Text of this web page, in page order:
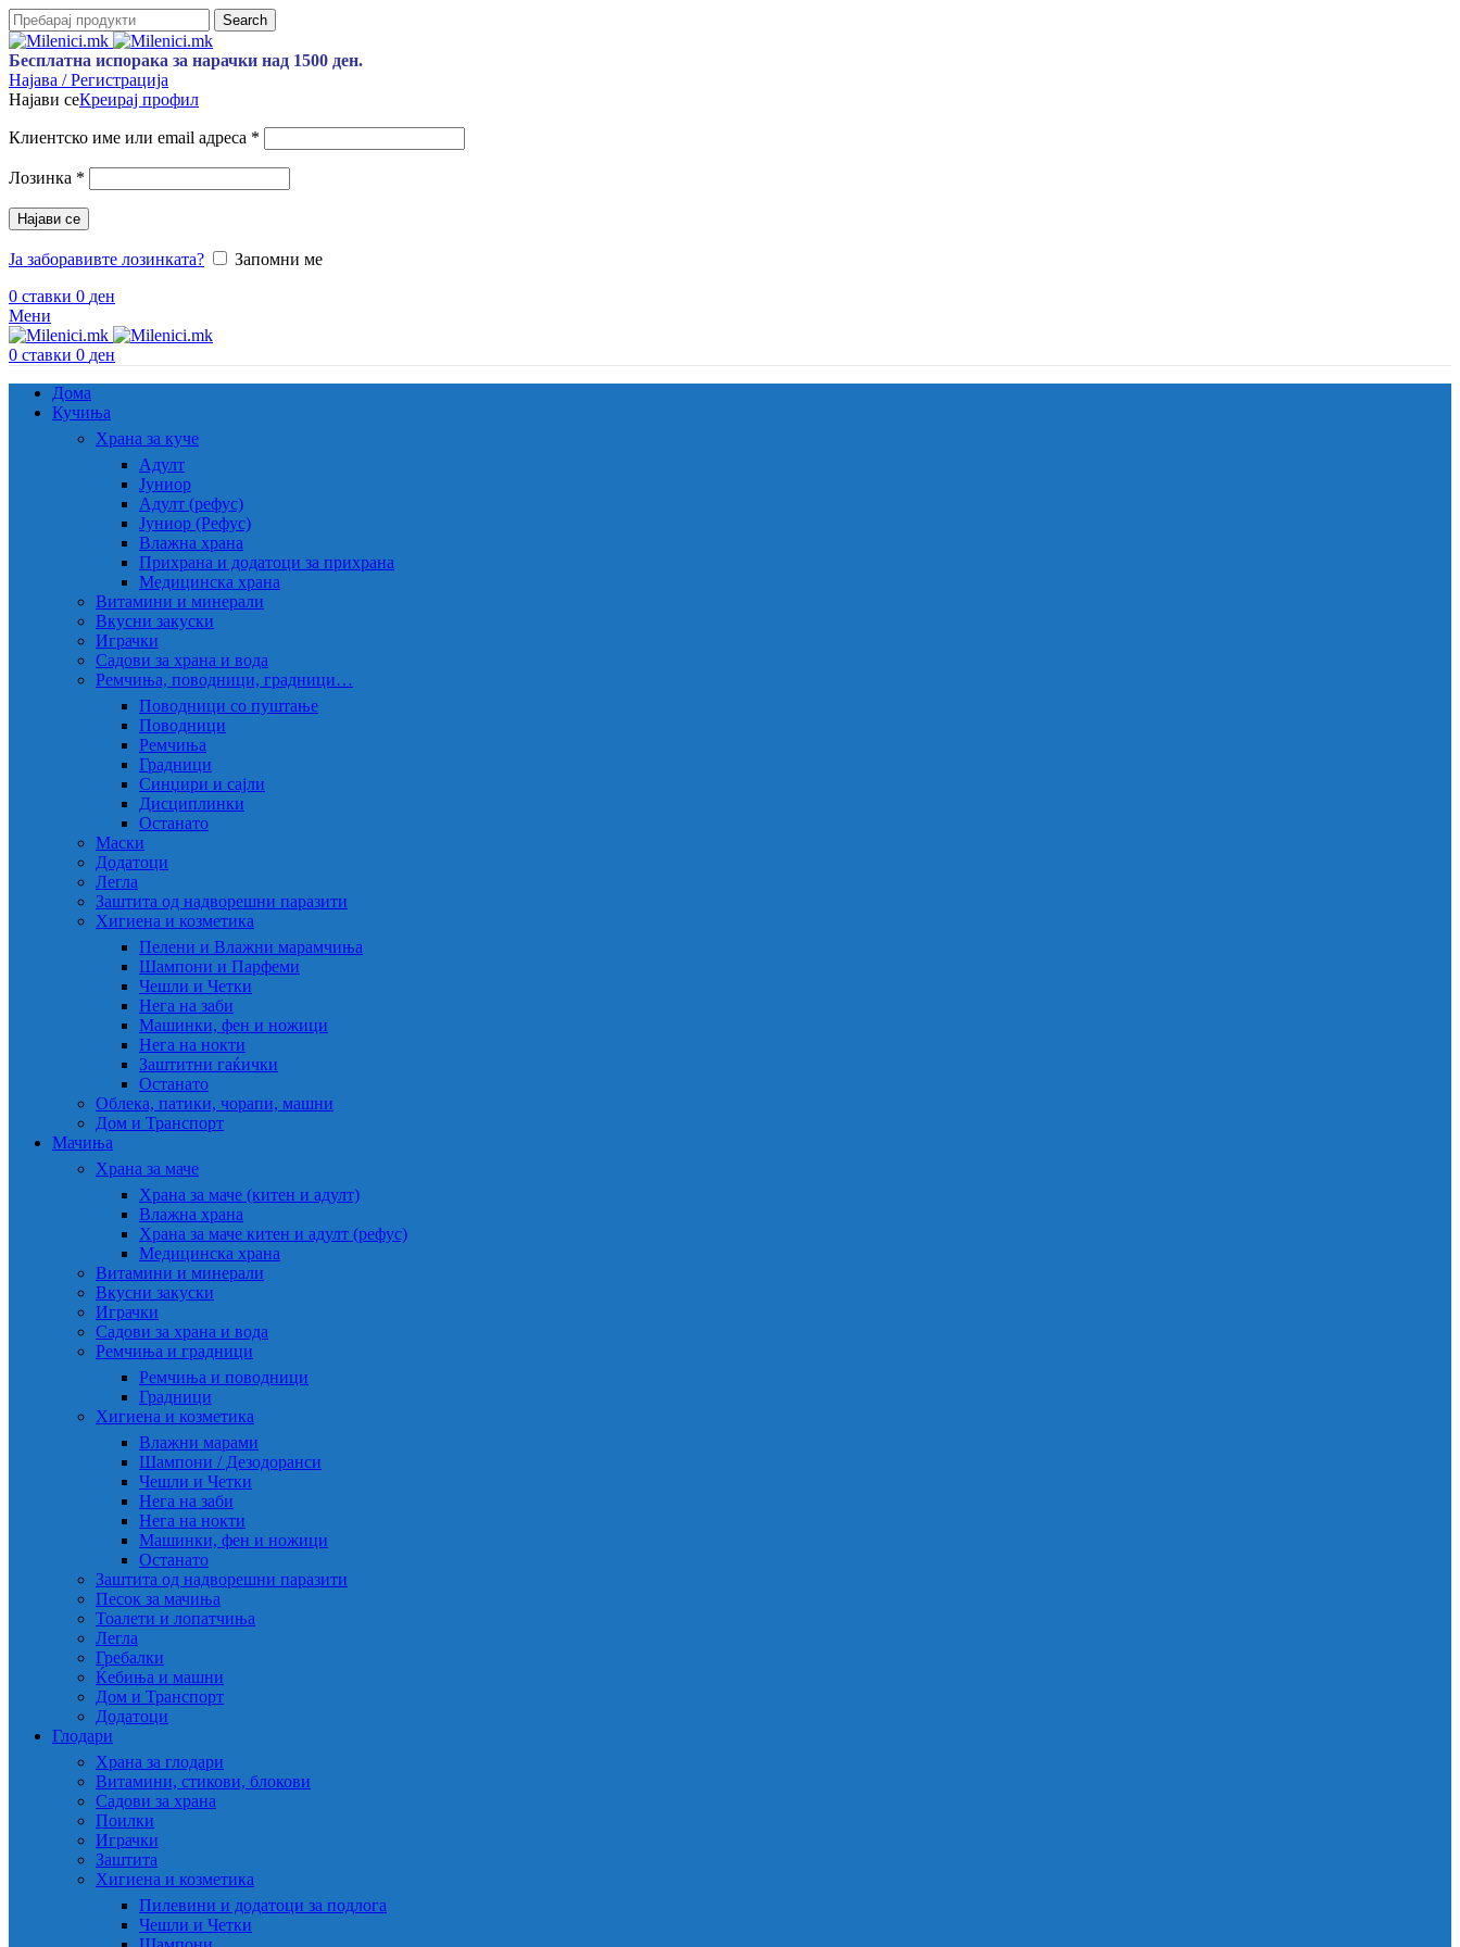
Search
Бесплатна испорака за нарачки над 1500 ден.
Најава / Регистрација
Најави сеКреирај профил
Клиентско име или email адреса *
Лозинка *
Најави се
Ја заборавивте лозинката?
Запомни ме
0 ставки 0 ден
Мени
0 ставки 0 ден
Дома
Кучиња
Храна за куче
Адулт
Јуниор
Адулт (рефус)
Јуниор (Рефус)
Влажна храна
Прихрана и додатоци за прихрана
Медицинска храна
Витамини и минерали
Вкусни закуски
Играчки
Садови за храна и вода
Ремчиња, поводници, градници…
Поводници со пуштање
Поводници
Ремчиња
Градници
Синџири и сајли
Дисциплинки
Останато
Маски
Додатоци
Легла
Заштита од надворешни паразити
Хигиена и козметика
Пелени и Влажни марамчиња
Шампони и Парфеми
Чешли и Четки
Нега на заби
Машинки, фен и ножици
Нега на нокти
Заштитни гаќички
Останато
Облека, патики, чорапи, машни
Дом и Транспорт
Мачиња
Храна за маче
Храна за маче (китен и адулт)
Влажна храна
Храна за маче китен и адулт (рефус)
Медицинска храна
Витамини и минерали
Вкусни закуски
Играчки
Садови за храна и вода
Ремчиња и градници
Ремчиња и поводници
Градници
Хигиена и козметика
Влажни марами
Шампони / Дезодоранси
Чешли и Четки
Нега на заби
Нега на нокти
Машинки, фен и ножици
Останато
Заштита од надворешни паразити
Песок за мачиња
Тоалети и лопатчиња
Легла
Гребалки
Ќебиња и машни
Дом и Транспорт
Додатоци
Глодари
Храна за глодари
Витамини, стикови, блокови
Садови за храна
Поилки
Играчки
Заштита
Хигиена и козметика
Пилевини и додатоци за подлога
Чешли и Четки